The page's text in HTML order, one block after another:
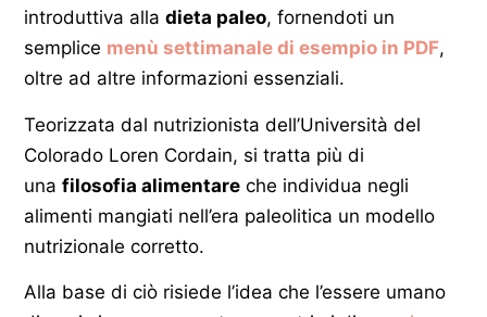
introduttiva alla dieta paleo, fornendoti un
semplice menù settimanale di esempio in PDF,
oltre ad altre informazioni essenziali.
Teorizzata dal nutrizionista dell’Università del
Colorado Loren Cordain, si tratta più di
una filosofia alimentare che individua negli
alimenti mangiati nell’era paleolitica un modello
nutrizionale corretto.
Alla base di ciò risiede l’idea che l’essere umano